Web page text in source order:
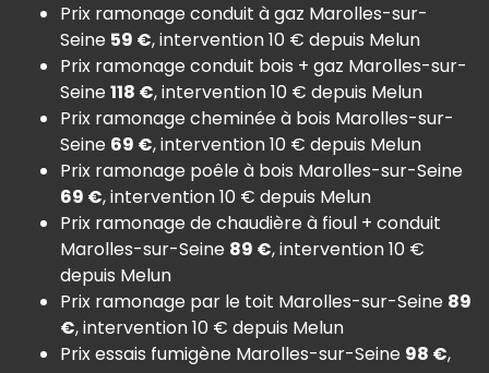
Prix ramonage conduit à gaz Marolles-sur-
Seine 59 €, intervention 10 € depuis Melun
Prix ramonage conduit bois + gaz Marolles-sur-
Seine118 €, intervention 10 € depuis Melun
Prix ramonage cheminée à bois Marolles-sur-
Seine 69 €, intervention 10 € depuis Melun
Prix ramonage poêle à bois Marolles-sur-Seine
69 €, intervention 10 € depuis Melun
Prix ramonage de chaudière à fioul + conduit
Marolles-sur-Seine 89 €, intervention 10 €
depuis Melun
Prix ramonage par le toit Marolles-sur-Seine 89
€, intervention 10 € depuis Melun
Prix essais fumigène Marolles-sur-Seine 98 €,